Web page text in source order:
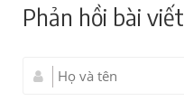
Phản hồi bài viết